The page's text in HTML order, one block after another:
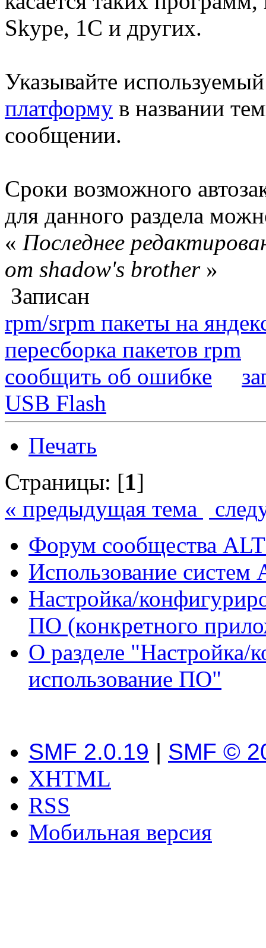
Skype, 1С и других.
Указывайте
платформу в названии
сообщении.
Сроки возможного
для данного раздела
« Последнее
от shadow's brother»
Записан
rpm/srpm пакеты на
пересборка пакетов rpm
сообщить об ошибке
USB Flash
Печать
Страницы: [1]
« предыдущая тема
Форум сообщества
Использование систем
Настройка/
ПО (конкретного
О разделе "Настройка/
использование ПО"
SMF 2.0.19 | SMF ©
XHTML
RSS
Мобильная версия